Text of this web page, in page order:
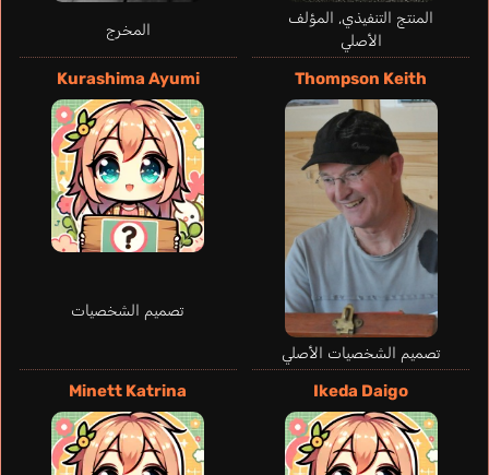
المنتج التنفيذي, المؤلف
الأصلي
المخرج
Thompson Keith
تصميم الشخصيات الأصلي
Kurashima Ayumi
تصميم الشخصيات
Ikeda Daigo
Minett Katrina
Soares Clara
فرنسي
Guarnieri Isabella
برتغالي
إيطالي
Jessamine
إنجليزي
Air Force Captain